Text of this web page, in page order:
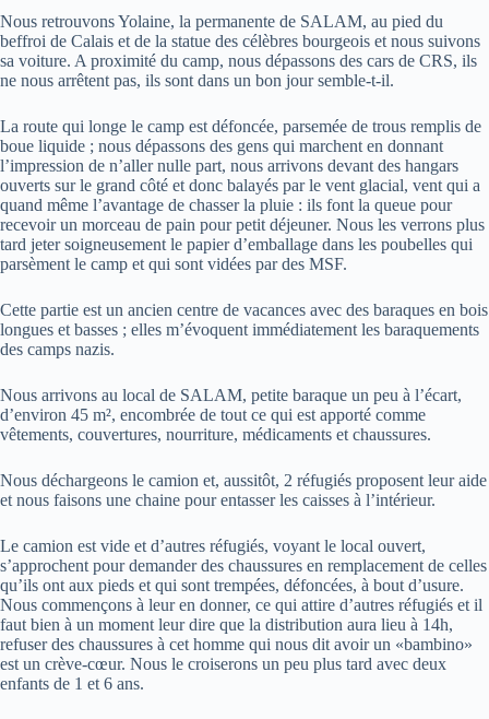
Nous retrouvons Yolaine, la permanente de SALAM, au pied du
beffroi de Calais et de la statue des célèbres bourgeois et nous suivons
sa voiture. A proximité du camp, nous dépassons des cars de CRS, ils
ne nous arrêtent pas, ils sont dans un bon jour semble-t-il.
La route qui longe le camp est défoncée, parsemée de trous remplis de
boue liquide ; nous dépassons des gens qui marchent en donnant
l’impression de n’aller nulle part, nous arrivons devant des hangars
ouverts sur le grand côté et donc balayés par le vent glacial, vent qui a
quand même l’avantage de chasser la pluie : ils font la queue pour
recevoir un morceau de pain pour petit déjeuner. Nous les verrons plus
tard jeter soigneusement le papier d’emballage dans les poubelles qui
parsèment le camp et qui sont vidées par des MSF.
Cette partie est un ancien centre de vacances avec des baraques en bois
longues et basses ; elles m’évoquent immédiatement les baraquements
des camps nazis.
Nous arrivons au local de SALAM, petite baraque un peu à l’écart,
d’environ 45 m², encombrée de tout ce qui est apporté comme
vêtements, couvertures, nourriture, médicaments et chaussures.
Nous déchargeons le camion et, aussitôt, 2 réfugiés proposent leur aide
et nous faisons une chaine pour entasser les caisses à l’intérieur.
Le camion est vide et d’autres réfugiés, voyant le local ouvert,
s’approchent pour demander des chaussures en remplacement de celles
qu’ils ont aux pieds et qui sont trempées, défoncées, à bout d’usure.
Nous commençons à leur en donner, ce qui attire d’autres réfugiés et il
faut bien à un moment leur dire que la distribution aura lieu à 14h,
refuser des chaussures à cet homme qui nous dit avoir un «bambino»
est un crève-cœur. Nous le croiserons un peu plus tard avec deux
enfants de 1 et 6 ans.